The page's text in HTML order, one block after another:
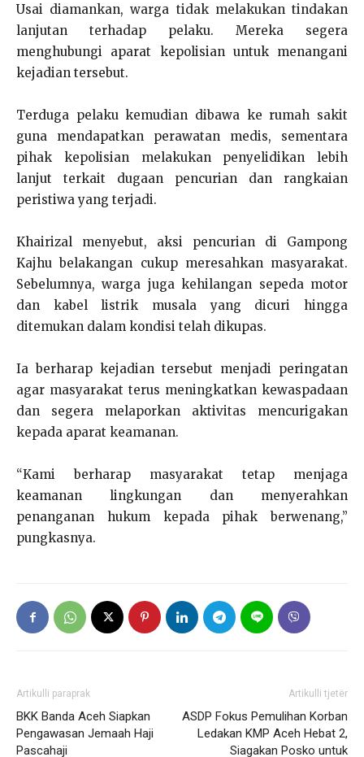
Usai diamankan, warga tidak melakukan tindakan
lanjutan terhadap pelaku. Mereka segera
menghubungi aparat kepolisian untuk menangani
kejadian tersebut.
Terduga pelaku kemudian dibawa ke rumah sakit
guna mendapatkan perawatan medis, sementara
pihak kepolisian melakukan penyelidikan lebih
lanjut terkait dugaan pencurian dan rangkaian
peristiwa yang terjadi.
Khairizal menyebut, aksi pencurian di Gampong
Kajhu belakangan cukup meresahkan masyarakat.
Sebelumnya, warga juga kehilangan sepeda motor
dan kabel listrik musala yang dicuri hingga
ditemukan dalam kondisi telah dikupas.
Ia berharap kejadian tersebut menjadi peringatan
agar masyarakat terus meningkatkan kewaspadaan
dan segera melaporkan aktivitas mencurigakan
kepada aparat keamanan.
“Kami berharap masyarakat tetap menjaga
keamanan lingkungan dan menyerahkan
penanganan hukum kepada pihak berwenang,”
pungkasnya.
Artikulli paraprak
BKK Banda Aceh Siapkan
Pengawasan Jemaah Haji
Pascahaji
Artikulli tjetër
ASDP Fokus Pemulihan Korban
Ledakan KMP Aceh Hebat 2,
Siagakan Posko untuk